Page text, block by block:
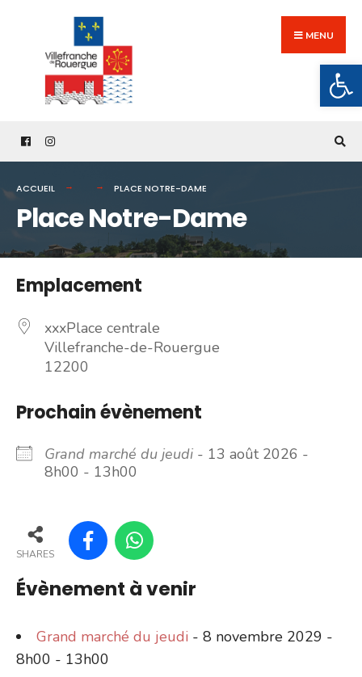
content
MENU
ACCUEIL PLACE NOTRE-DAME
Place Notre-Dame
Emplacement
xxxPlace centrale
Villefranche-de-Rouergue
12200
Prochain évènement
Grand marché du jeudi - 13 août 2026 -
8h00 - 13h00
SHARES
Évènement à venir
Grand marché du jeudi - 8 novembre 2029 -
8h00 - 13h00